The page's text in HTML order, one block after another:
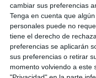
cambiar sus preferencias
Tenga en cuenta que
personales puede no
tiene el derecho de
preferencias se aplicarán
sus preferencias o retirar
momento volviendo a este
Mijas
500
El